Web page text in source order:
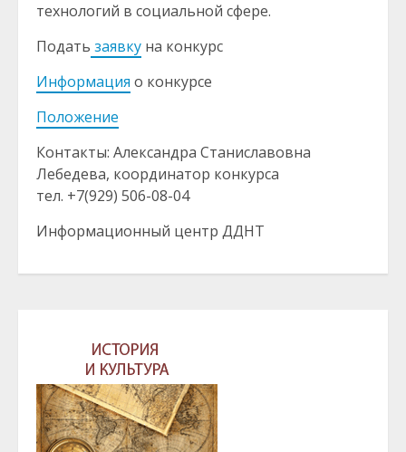
технологий в социальной сфере.
Подать заявку на конкурс
Информация о конкурсе
Положение
Контакты: Александра Станиславовна
Лебедева, координатор конкурса
тел. +7(929) 506-08-04
Информационный центр ДДНТ